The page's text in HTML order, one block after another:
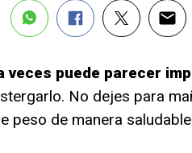
veces puede parecer
No dejes para
peso de manera